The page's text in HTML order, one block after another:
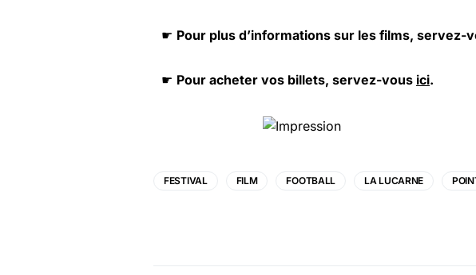
☛ Pour plus d’informations sur les films, servez-
☛ Pour acheter vos billets, servez-vous ici.
FESTIVAL FILM FOOTBALL LA LUCARNE